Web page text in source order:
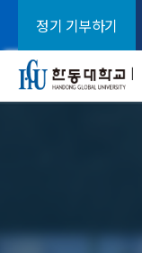
정기 기부하기
ㅣ